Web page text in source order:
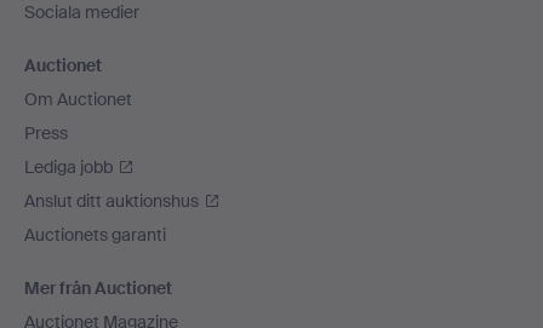
Sociala medier
Auctionet
Om Auctionet
Press
Lediga jobb
Anslut ditt auktionshus
Auctionets garanti
Mer från Auctionet
Auctionet Magazine